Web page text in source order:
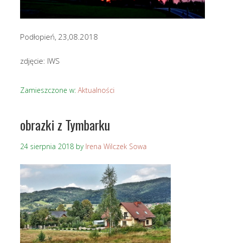
Podłopień, 23,08.2018
zdjęcie: IWS
Zamieszczone w: Aktualności
obrazki z Tymbarku
24 sierpnia 2018 by Irena Wilczek Sowa